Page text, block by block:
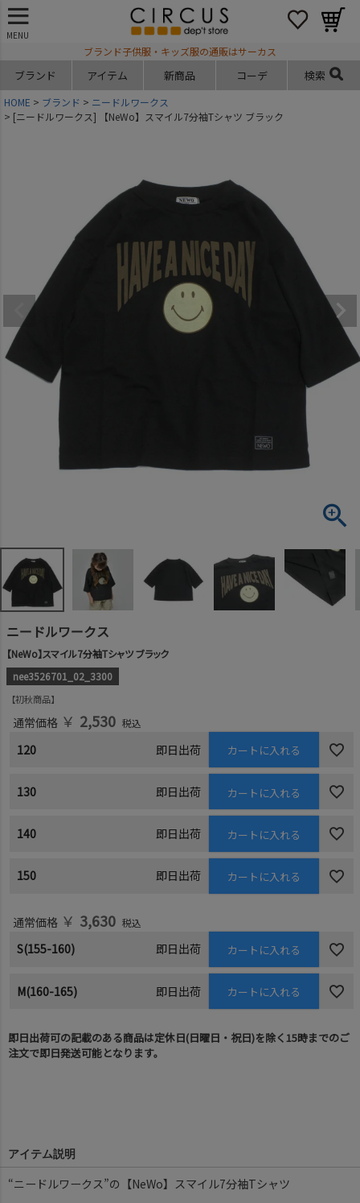
MENU
ブランド子供服・キッズ服の通販はサーカス
ブランド アイテム 新商品 コーデ 検索
HOME ブランド
ニードルワークス
[ニードルワークス] 【NeWo】スマイル7分袖Tシャツ ブラック
ニードルワークス
【NeWo】スマイル7分袖Tシャツ ブラック
nee3526701_02_3300
初秋商品
通常価格 ￥ 2,530 税込
120 即日出荷 カートに入れる
130 即日出荷 カートに入れる
140 即日出荷 カートに入れる
150 即日出荷 カートに入れる
通常価格 ￥ 3,630 税込
S(155-160) 即日出荷 カートに入れる
M(160-165) 即日出荷 カートに入れる
即日出荷可の記載のある商品は定休日(日曜日・祝日)を除く15時までのご
注文で即日発送可能となります。
アイテム説明
“ニードルワークス”の【NeWo】スマイル7分袖Tシャツ